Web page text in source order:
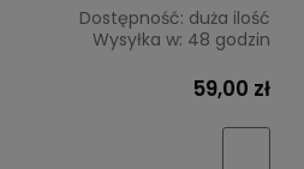
Dostępność: duża ilość
Wysyłka w: 48 godzin
59,00 zł